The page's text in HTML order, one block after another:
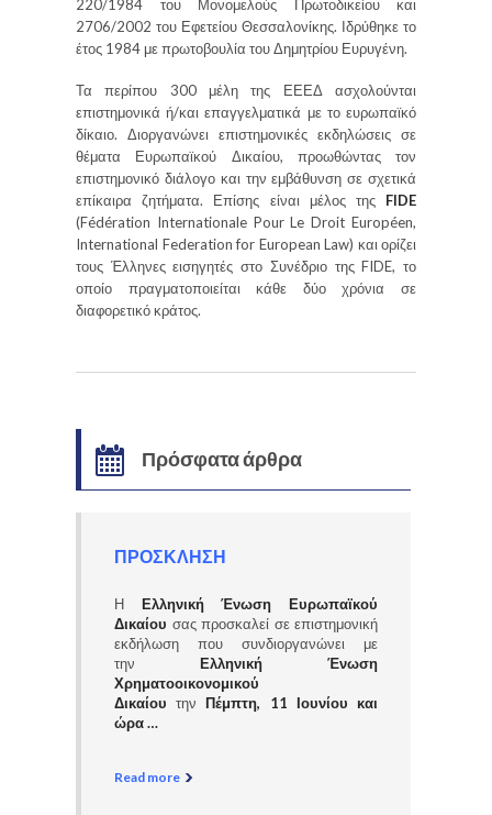
220/1984 του Μονομελούς Πρωτοδικείου και
2706/2002 του Εφετείου Θεσσαλονίκης. Ιδρύθηκε το
έτος 1984 με πρωτοβουλία του Δημητρίου Ευρυγένη.
Τα περίπου 300 μέλη της ΕΕΕΔ ασχολούνται
επιστημονικά ή/και επαγγελματικά με το ευρωπαϊκό
δίκαιο. Διοργανώνει επιστημονικές εκδηλώσεις σε
θέματα Ευρωπαϊκού Δικαίου, προωθώντας τον
επιστημονικό διάλογο και την εμβάθυνση σε σχετικά
επίκαιρα ζητήματα. Επίσης είναι μέλος της FIDE
(Fédération Internationale Pour Le Droit Européen,
International Federation for European Law) και ορίζει
τους Έλληνες εισηγητές στο Συνέδριο της FIDE, το
οποίο πραγματοποιείται κάθε δύο χρόνια σε
διαφορετικό κράτος.
Πρόσφατα άρθρα
ΠΡΟΣΚΛΗΣΗ
Η Ελληνική Ένωση Ευρωπαϊκού
Δικαίου σας προσκαλεί σε επιστημονική
εκδήλωση που συνδιοργανώνει με
την Ελληνική Ένωση
Χρηματοοικονομικού
Δικαίου τηνΠέμπτη, 11 Ιουνίου και
ώρα …
Read more